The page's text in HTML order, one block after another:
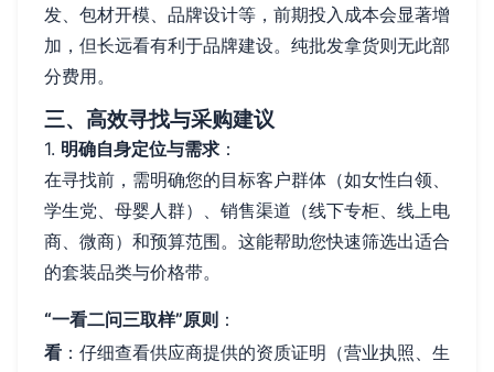
发、包材开模、品牌设计等，前期投入成本会显著增
加，但长远看有利于品牌建设。纯批发拿货则无此部
分费用。
三、高效寻找与采购建议
1. 明确自身定位与需求 ：
在寻找前，需明确您的目标客户群体（如女性白领、
学生党、母婴人群）、销售渠道（线下专柜、线上电
商、微商）和预算范围。这能帮助您快速筛选出适合
的套装品类与价格带。
“一看二问三取样”原则 ：
看 ：仔细查看供应商提供的资质证明（营业执照、生